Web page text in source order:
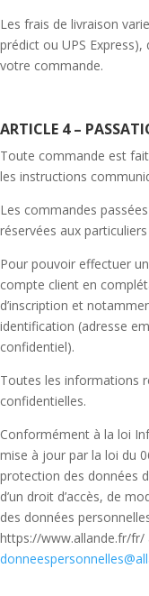
Les frais de livraison
prédict ou UPS
votre commande.
ARTICLE 4 –
Toute commande est
les instructions
Les commandes
réservées aux
Pour pouvoir effectuer
compte client en
d’inscription et
identification (adresse
confidentiel).
Toutes les informations
confidentielles.
Conformément à la loi
mise à jour par la loi du
protection des données
d’un droit d’accès, de
des données
https://www.allande.fr/fr/